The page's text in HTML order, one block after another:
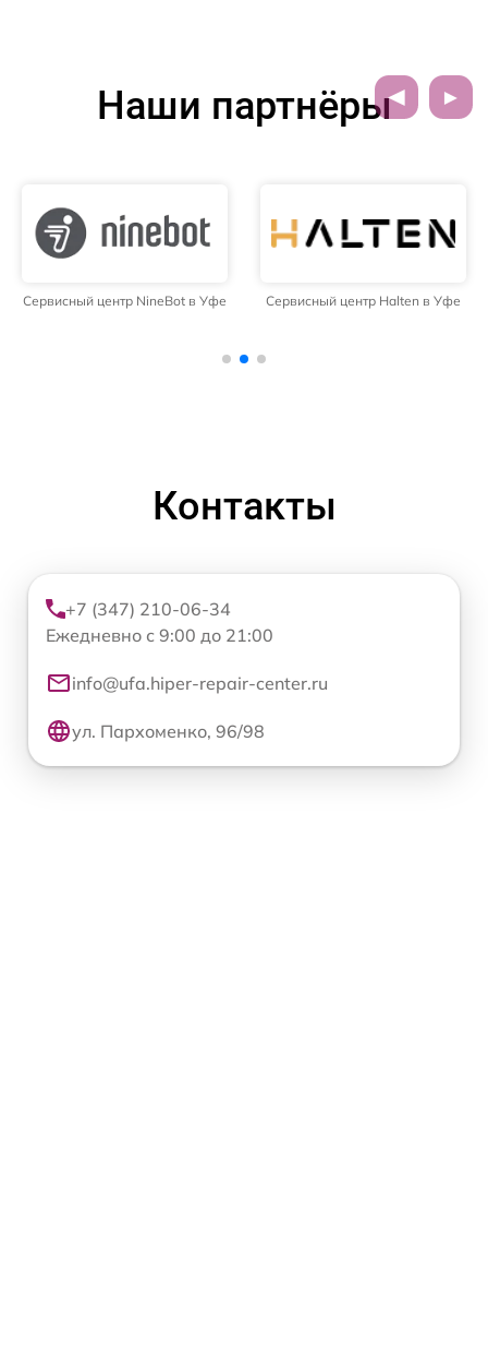
Наши партнёры
Сервисный центр NineBot в Уфе Сервисный центр Halten в Уфе
Контакты
+7 (347) 210-06-34
Ежедневно с 9:00 до 21:00
info@ufa.hiper-repair-center.ru
ул. Пархоменко, 96/98